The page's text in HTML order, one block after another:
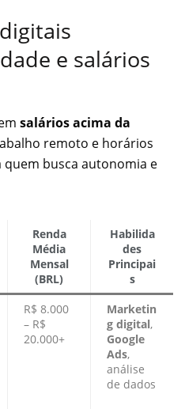
e salários
salários acima da
remoto e horários
quem busca autonomia e
Renda
Média
Mensal
(BRL)
Habilida
des
Principai
s
R$ 8.000
– R$
20.000+
Marketin
g digital,
Google
Ads,
análise
de dados